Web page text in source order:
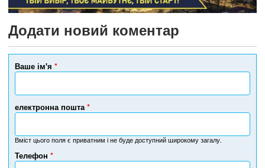
Додати новий коментар
Ваше ім'я *
електронна пошта *
Вміст цього поля є приватним і не буде доступний широкому загалу.
Телефон *